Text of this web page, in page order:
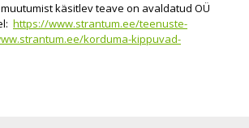
käsitlev teave on avaldatud OÜ
https://www.strantum.ee/teenuste-
korduma-kippuvad-